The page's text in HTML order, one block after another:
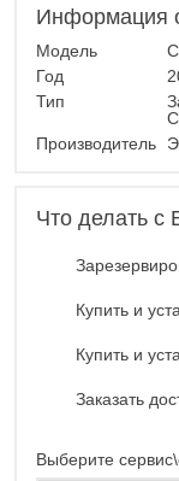
Информация
Модель
Год
Тип
Производитель
Что делать с
Купить и
Купить и
Заказать
Выберите